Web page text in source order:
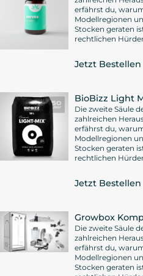
erfährst du,
Modellregionen
Stocken geraten
rechtlichen
Jetzt Bestellen
BioBizz Light
Die zweite Säule
zahlreichen
erfährst du,
Modellregionen
Stocken geraten
rechtlichen
Jetzt Bestellen
Growbox
Die zweite Säule
zahlreichen
erfährst du,
Modellregionen
Stocken geraten